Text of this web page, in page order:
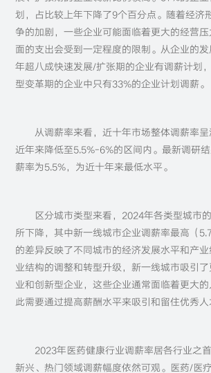
划，占比较上年下降了9个百分点。随着经济
争的加剧，一些企业可能面临着更大的经营
面的支出会受到一定程度的限制。从企业的
年超八成快速发展/扩张期的企业有调薪计划
型变革期的企业中只有33%的企业计划调薪。
从调薪率来看，近十年市场整体调薪率呈
近年来降低至5.5%-6%的区间内。最新调研
薪率为5.5%，为近十年来最低水平。
区分城市类型来看，2024年各类型城市
所下降，其中新一线城市企业调薪率最高（
的差异反映了不同城市的经济发展水平和产
业结构的调整和转型升级，新一线城市吸引
业和创新型企业，这些企业通常面临着更大
此需要通过提高薪酬水平来吸引和留住优秀人
2023年医药健康行业调薪率居各行业之
新兴、热门领域调薪幅度依然可观。医药/医